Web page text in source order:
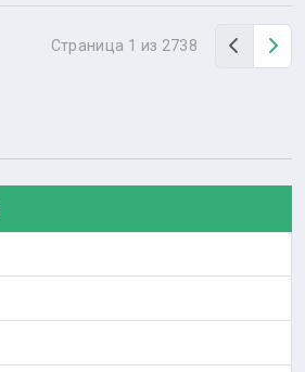
Страница 1 из 2738 Назад